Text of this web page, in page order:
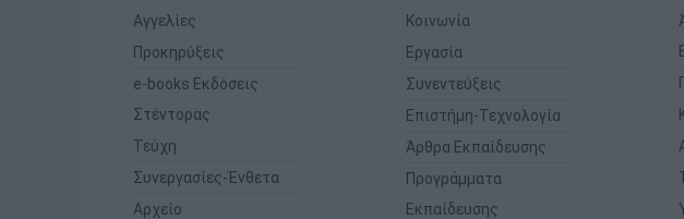
Αγγελίες
Προκηρύξεις
e-books Εκδόσεις
Στέντορας
Τεύχη
Συνεργασίες-Ένθετα
Αρχείο
Κοινωνία
Εργασία
Συνεντεύξεις
Επιστήμη-Τεχνολογία
Άρθρα Εκπαίδευσης
Προγράμματα
Εκπαίδευσης